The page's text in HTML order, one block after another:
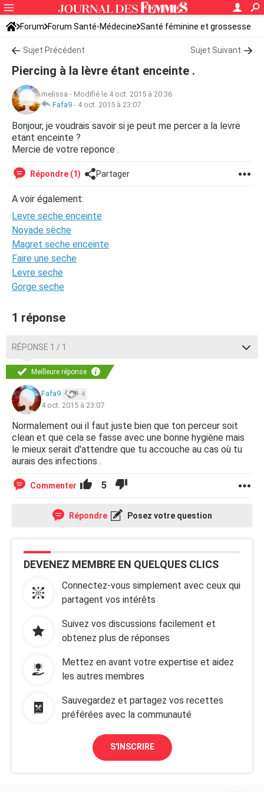
Forum Forum Santé-Médecine Santé féminine et grossesse
Sujet Précédent Sujet Suivant
Piercing à la lèvre étant enceinte .
melissa - Modifié le 4 oct. 2015 à 20:36
Fafa9 - 4 oct. 2015 à 23:07
Bonjour, je voudrais savoir si je peut me percer a la levre
etant enceinte ?
Mercie de votre reponce .
Répondre (1) Partager
A voir également:
Levre seche enceinte
Noyade sèche
Magret seche enceinte
Faire une seche
Levre seche
Gorge seche
1 réponse
RÉPONSE 1 / 1
Meilleure réponse
Fafa9 4
4 oct. 2015 à 23:07
Normalement oui il faut juste bien que ton perceur soit
clean et que cela se fasse avec une bonne hygiène mais
le mieux serait d'attendre que tu accouche au cas où tu
aurais des infections .
Commenter 5
Répondre Posez votre question
DEVENEZ MEMBRE EN QUELQUES CLICS
Connectez-vous simplement avec ceux qui
partagent vos intérêts
Suivez vos discussions facilement et
obtenez plus de réponses
Mettez en avant votre expertise et aidez
les autres membres
Sauvegardez et partagez vos recettes
préférées avec la communauté
S'INSCRIRE